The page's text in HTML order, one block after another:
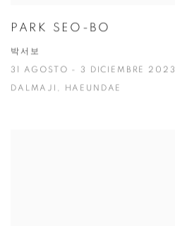
PARK SEO-BO
박서보
31 AGOSTO - 3 DICIEMBRE 2023
DALMAJI, HAEUNDAE